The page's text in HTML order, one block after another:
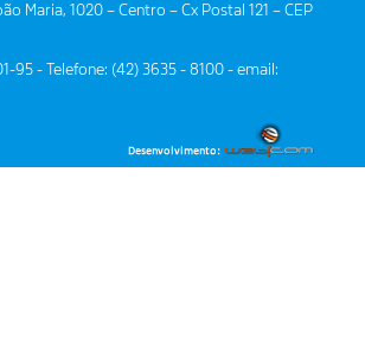
Maria, 1020 – Centro – Cx Postal 121 – CEP
95 - Telefone: (42) 3635 - 8100 - email: